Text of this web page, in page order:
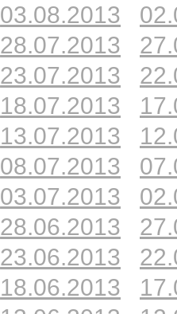
03.08.2013
28.07.2013
23.07.2013
18.07.2013
13.07.2013
08.07.2013
03.07.2013
28.06.2013
23.06.2013
18.06.2013